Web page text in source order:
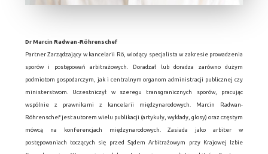
Dr Marcin Radwan-Röhrenschef
Partner Zarządzający w kancelarii Rö, wiodący specjalista w zakresie prowadzenia
sporów i postępowań arbitrażowych. Doradzał lub doradza zarówno dużym
podmiotom gospodarczym, jak i centralnym organom administracji publicznej czy
ministerstwom. Uczestniczył w szeregu transgranicznych sporów, pracując
wspólnie z prawnikami z kancelarii międzynarodowych. Marcin Radwan-
Röhrenschef jest autorem wielu publikacji (artykuły, wykłady, glosy) oraz częstym
mówcą na konferencjach międzynarodowych. Zasiada jako arbiter w
postępowaniach toczących się przed Sądem Arbitrażowym przy Krajowej Izbie